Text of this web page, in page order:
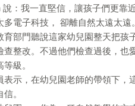
說：我一直堅信，讓孩子們更靠
多電子科技， 卻離自然太遠太遠。
育部門聽說這家幼兒園整天把孩
查整改。不過他們檢查過後，也
級。
表示，在幼兒園老師的帶領下，
。